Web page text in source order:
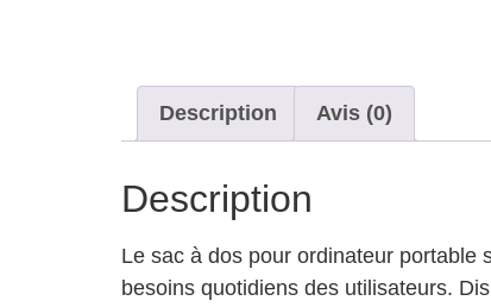
Description Avis (0)
Description
Le sac à dos pour ordinateur portable
besoins quotidiens des utilisateurs.